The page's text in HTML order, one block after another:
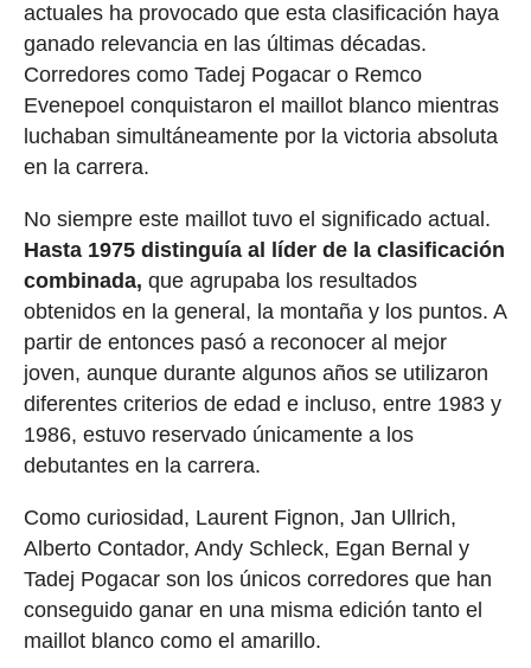
actuales ha provocado que esta clasificación haya
ganado relevancia en las últimas décadas.
Corredores como Tadej Pogacar o Remco
Evenepoel conquistaron el maillot blanco mientras
luchaban simultáneamente por la victoria absoluta
en la carrera.
No siempre este maillot tuvo el significado actual.
Hasta 1975 distinguía al líder de la clasificación
combinada, que agrupaba los resultados
obtenidos en la general, la montaña y los puntos. A
partir de entonces pasó a reconocer al mejor
joven, aunque durante algunos años se utilizaron
diferentes criterios de edad e incluso, entre 1983 y
1986, estuvo reservado únicamente a los
debutantes en la carrera.
Como curiosidad, Laurent Fignon, Jan Ullrich,
Alberto Contador, Andy Schleck, Egan Bernal y
Tadej Pogacar son los únicos corredores que han
conseguido ganar en una misma edición tanto el
maillot blanco como el amarillo.